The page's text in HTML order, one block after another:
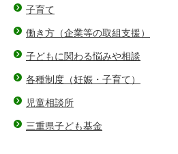
子育て
働き方（企業等の取組支援）
子どもに関わる悩みや相談
各種制度（妊娠・子育て）
児童相談所
三重県子ども基金